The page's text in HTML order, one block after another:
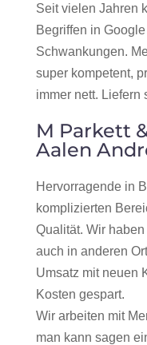
Seit vielen Jahren
Begriffen in
Schwankungen.
super kompetent,
immer nett. Liefern
M Parkett
Aalen
Hervorragende in
komplizierten
Qualität. Wir
auch in anderen
Umsatz mit neuen
Kosten gespart.
Wir arbeiten mit
man kann sagen